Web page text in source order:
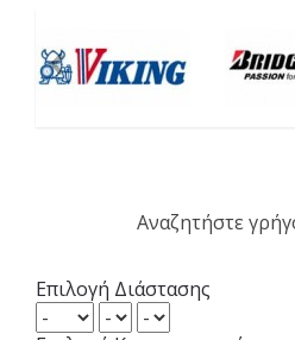
Αναζητήστε
Επιλογή Διάστασης